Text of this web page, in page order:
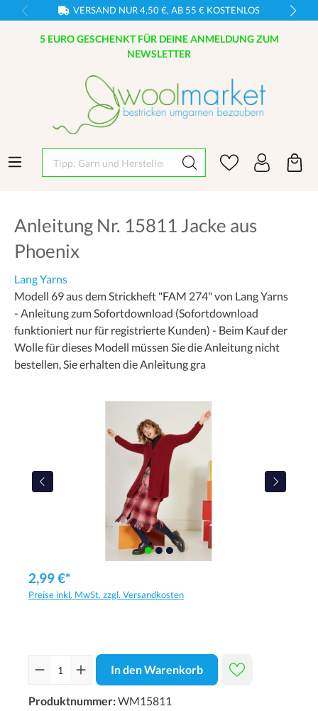
VERSAND NUR 4,50 €, AB 55 € KOSTENLOS
5 EURO GESCHENKT FÜR DEINE ANMELDUNG ZUM
NEWSLETTER
Tipp: Garn und Hersteller eingeben
Anleitung Nr. 15811 Jacke aus
Phoenix
Lang Yarns
Modell 69 aus dem Strickheft "FAM 274" von Lang Yarns
- Anleitung zum Sofortdownload (Sofortdownload
funktioniert nur für registrierte Kunden) - Beim Kauf der
Wolle für dieses Modell müssen Sie die Anleitung nicht
bestellen, Sie erhalten die Anleitung gra
2,99 €*
Preise inkl. MwSt. zzgl. Versandkosten
In den Warenkorb
Produktnummer:WM15811